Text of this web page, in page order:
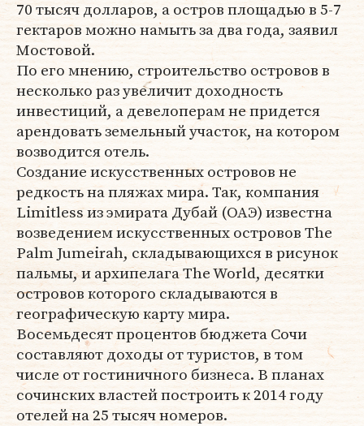
70 тысяч долларов, а остров площадью в 5-7
гектаров можно намыть за два года, заявил
Мостовой.
По его мнению, строительство островов в
несколько раз увеличит доходность
инвестиций, а девелоперам не придется
арендовать земельный участок, на котором
возводится отель.
Создание искусственных островов не
редкость на пляжах мира. Так, компания
Limitless из эмирата Дубай (ОАЭ) известна
возведением искусственных островов The
Palm Jumeirah, складывающихся в рисунок
пальмы, и архипелага The World, десятки
островов которого складываются в
географическую карту мира.
Восемьдесят процентов бюджета Сочи
составляют доходы от туристов, в том
числе от гостиничного бизнеса. В планах
сочинских властей построить к 2014 году
отелей на 25 тысяч номеров.